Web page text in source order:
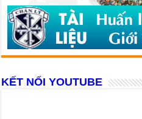
KẾT NỐI YOUTUBE